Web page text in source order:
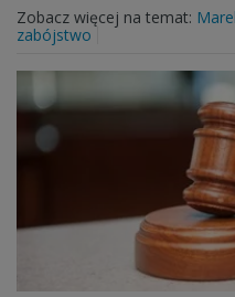
Zobacz więcej na temat:
zabójstwo